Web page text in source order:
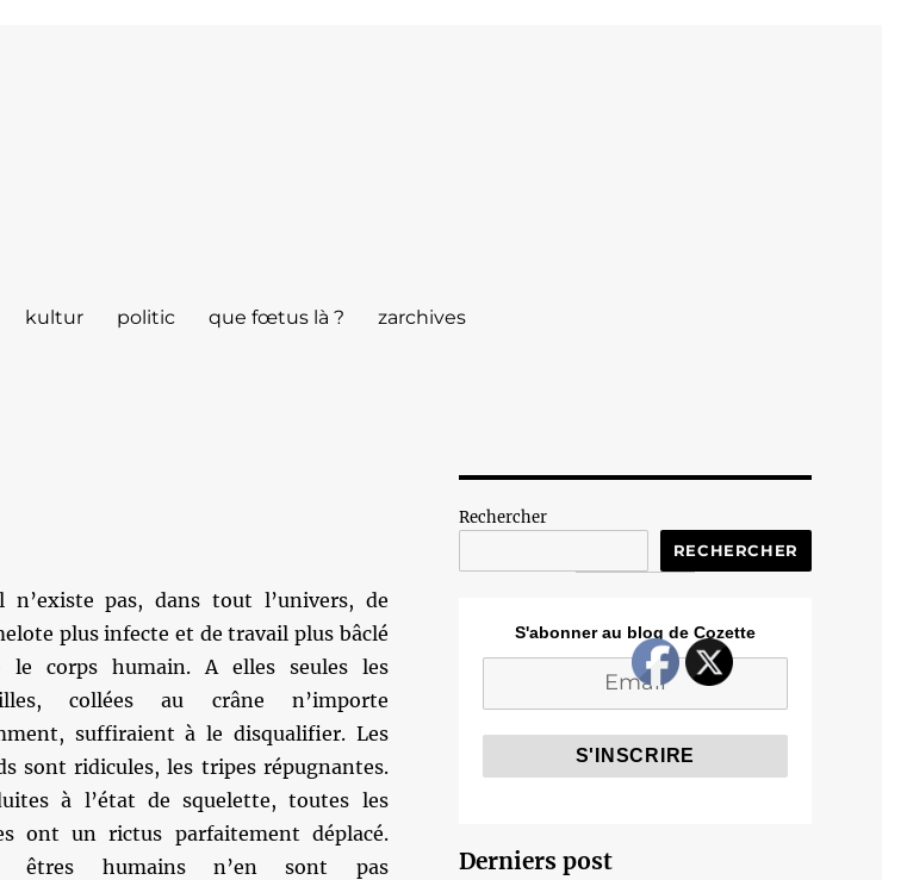
kultur politic que fœtus là ? zarchives
n’existe pas, dans tout l’univers, de
plus infecte et de travail plus bâclé
le corps humain. A elles seules les
collées au crâne n’importe
suffiraient à le disqualifier. Les
sont ridicules, les tripes répugnantes.
à l’état de squelette, toutes les
ont un rictus parfaitement déplacé.
êtres humains n’en sont pas
Rechercher
RECHERCHER
S'abonner au blog de Cozette
Derniers post